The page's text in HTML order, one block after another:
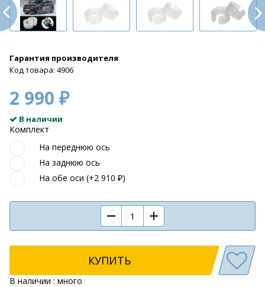
Гарантия производителя
Код товара: 4906
2 990 ₽
В наличии
Комплект
На переднюю ось
На заднюю ось
На обе оси (+2 910 ₽)
КУПИТЬ
В наличии : много